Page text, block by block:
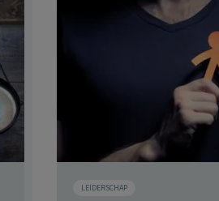
LEIDERSCHAP